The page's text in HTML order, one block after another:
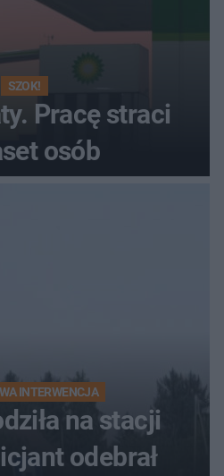
SZOK!
Pracę straci
osób
INTERWENCJA
na stacji
odebrał